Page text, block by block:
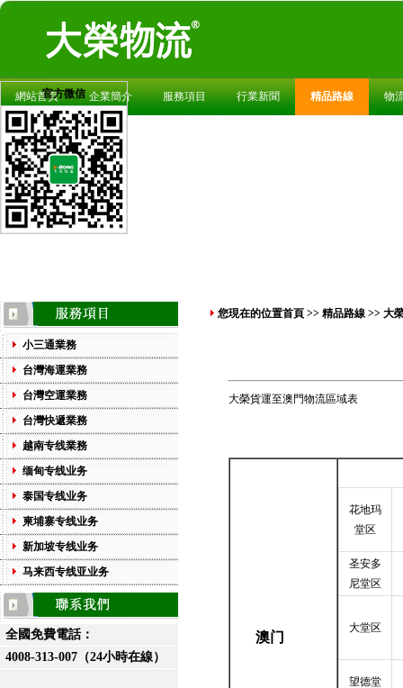
網站首頁 企業簡介 服務項目 行業新聞 精品路線 物
小三通業務
台灣海運業務
台灣空運業務
台灣快遞業務
越南专线業務
缅甸专线业务
泰国专线业务
柬埔寨专线业务
新加坡专线业务
马来西专线亚业务
全國免費電話：
4008-313-007（24小時在線）
您現在的位置首頁 >> 精品路線 >> 大
大榮貨運至澳門物流區域表
澳门
花地玛
堂区
圣安多
尼堂区
大堂区
望德堂
官方微信